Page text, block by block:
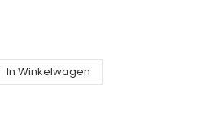
In Winkelwagen